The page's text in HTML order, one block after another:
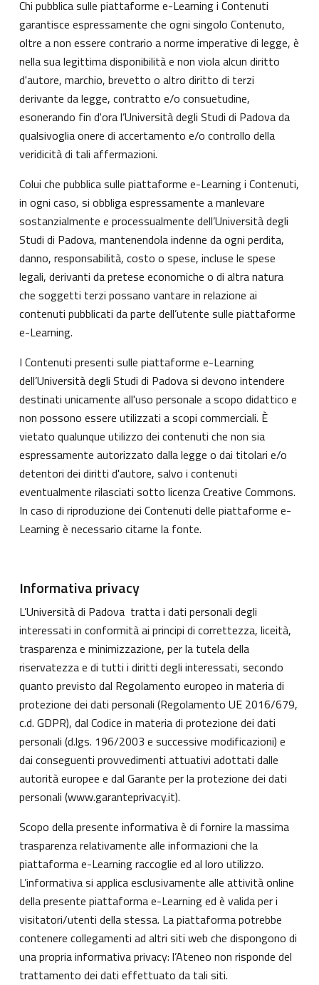
Chi pubblica sulle piattaforme e-Learning i Contenuti
garantisce espressamente che ogni singolo Contenuto,
oltre a non essere contrario a norme imperative di legge, è
nella sua legittima disponibilità e non viola alcun diritto
d'autore, marchio, brevetto o altro diritto di terzi
derivante da legge, contratto e/o consuetudine,
esonerando fin d'ora l’Università degli Studi di Padova da
qualsivoglia onere di accertamento e/o controllo della
veridicità di tali affermazioni.
Colui che pubblica sulle piattaforme e-Learning i Contenuti,
in ogni caso, si obbliga espressamente a manlevare
sostanzialmente e processualmente dell’Università degli
Studi di Padova, mantenendola indenne da ogni perdita,
danno, responsabilità, costo o spese, incluse le spese
legali, derivanti da pretese economiche o di altra natura
che soggetti terzi possano vantare in relazione ai
contenuti pubblicati da parte dell’utente sulle piattaforme
e-Learning.
I Contenuti presenti sulle piattaforme e-Learning
dell’Università degli Studi di Padova si devono intendere
destinati unicamente all'uso personale a scopo didattico e
non possono essere utilizzati a scopi commerciali. È
vietato qualunque utilizzo dei contenuti che non sia
espressamente autorizzato dalla legge o dai titolari e/o
detentori dei diritti d'autore, salvo i contenuti
eventualmente rilasciati sotto licenza Creative Commons.
In caso di riproduzione dei Contenuti delle piattaforme e-
Learning è necessario citarne la fonte.
Informativa privacy
L’Università di Padova tratta i dati personali degli
interessati in conformità ai principi di correttezza, liceità,
trasparenza e minimizzazione, per la tutela della
riservatezza e di tutti i diritti degli interessati, secondo
quanto previsto dal Regolamento europeo in materia di
protezione dei dati personali (Regolamento UE 2016/679,
c.d. GDPR), dal Codice in materia di protezione dei dati
personali (d.lgs. 196/2003 e successive modificazioni) e
dai conseguenti provvedimenti attuativi adottati dalle
autorità europee e dal Garante per la protezione dei dati
personali (www.garanteprivacy.it).
Scopo della presente informativa è di fornire la massima
trasparenza relativamente alle informazioni che la
piattaforma e-Learning raccoglie ed al loro utilizzo.
L’informativa si applica esclusivamente alle attività online
della presente piattaforma e-Learning ed è valida per i
visitatori/utenti della stessa. La piattaforma potrebbe
contenere collegamenti ad altri siti web che dispongono di
una propria informativa privacy: l’Ateneo non risponde del
trattamento dei dati effettuato da tali siti.